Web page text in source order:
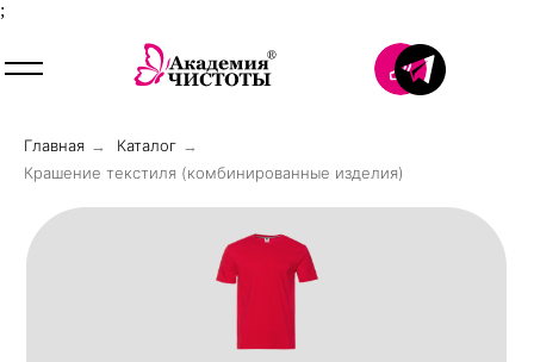
;
Главная → Каталог →
Крашение текстиля (комбинированные изделия)